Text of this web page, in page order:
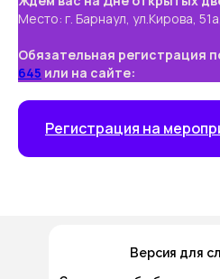
Место: г. Барнаул, ул.Кирова,
Обязательная регистрация
645 или на сайте:
Регистрация на
Версия для